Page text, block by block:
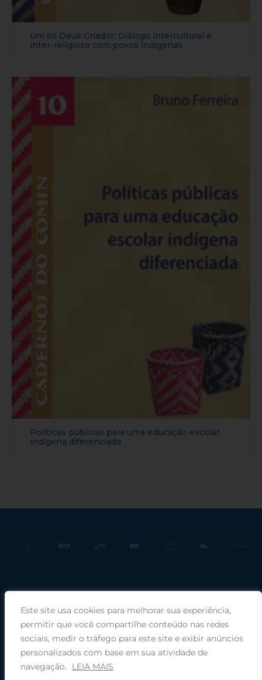
Este site usa cookies para melhorar sua experiência,
permitir que você compartilhe conteúdo nas redes
sociais, medir o tráfego para este site e exibir anúncios
personalizados com base em sua atividade de
navegação.
LEIA MAIS
Um só Deus Criador: Diálogo intercultural e
inter-religioso com povos indígenas
Políticas públicas para uma educação escolar
indígena diferenciada
Praça Rui Barbosa, 220, sala 66, Porto Alegre, RS, 90030-100 |
Telefone: (51) 99949-1120